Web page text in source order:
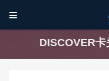

DISCOVER